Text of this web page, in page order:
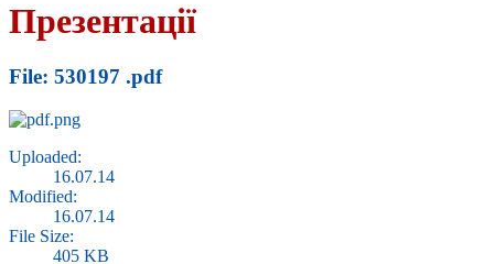
Презентації
File: 530197 .pdf
Uploaded:
16.07.14
Modified:
16.07.14
File Size:
405 KB